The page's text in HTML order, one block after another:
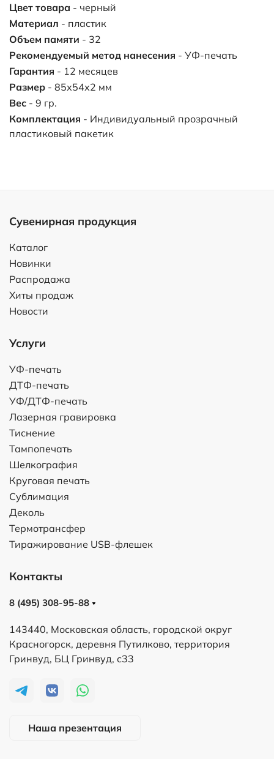
Цвет товара - черный
Материал - пластик
Объем памяти - 32
Рекомендуемый метод нанесения - УФ-печать
Гарантия - 12 месяцев
Размер - 85х54х2 мм
Вес - 9 гр.
Комплектация - Индивидуальный прозрачный
пластиковый пакетик
Сувенирная продукция
Каталог
Новинки
Распродажа
Хиты продаж
Новости
Услуги
УФ-печать
ДТФ-печать
УФ/ДТФ-печать
Лазерная гравировка
Тиснение
Тампопечать
Шелкография
Круговая печать
Сублимация
Деколь
Термотрансфер
Тиражирование USB-флешек
Контакты
8 (495) 308-95-88
143440, Московская область, городской округ
Красногорск, деревня Путилково, территория
Гринвуд, БЦ Гринвуд, с33
Наша презентация